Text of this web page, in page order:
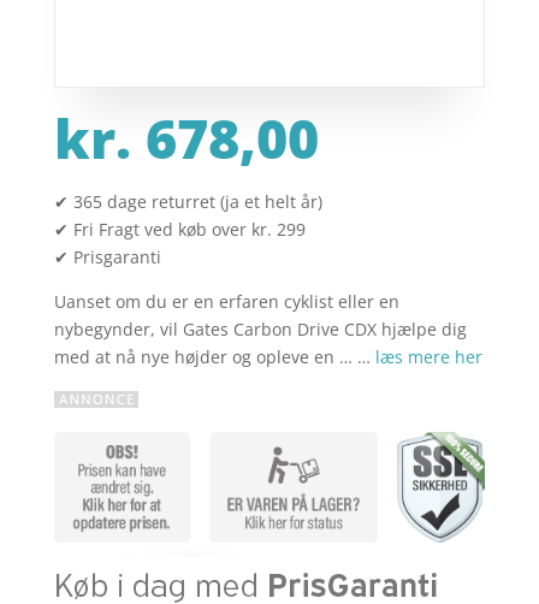
kr. 678,00
✔ 365 dage returret (ja et helt år)
✔ Fri Fragt ved køb over kr. 299
✔ Prisgaranti
Uanset om du er en erfaren cyklist eller en
nybegynder, vil Gates Carbon Drive CDX hjælpe dig
med at nå nye højder og opleve en … … læs mere her